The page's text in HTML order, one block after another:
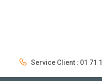
Service Client : 01 71